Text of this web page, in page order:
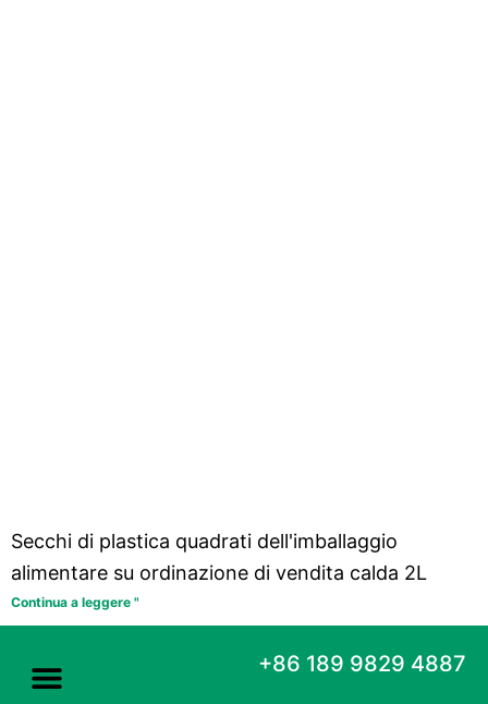
Secchi di plastica quadrati dell'imballaggio
alimentare su ordinazione di vendita calda 2L
Continua a leggere "
+86 189 9829 4887